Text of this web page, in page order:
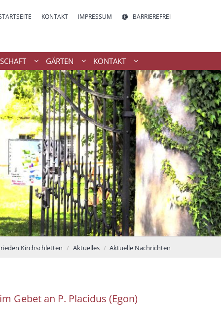
KONTAKT IMPRESSUM BARRIEREFREI
GÄRTEN KONTAKT
Kirchschletten Aktuelles Aktuelle Nachrichten
Gebet an P. Placidus (Egon)